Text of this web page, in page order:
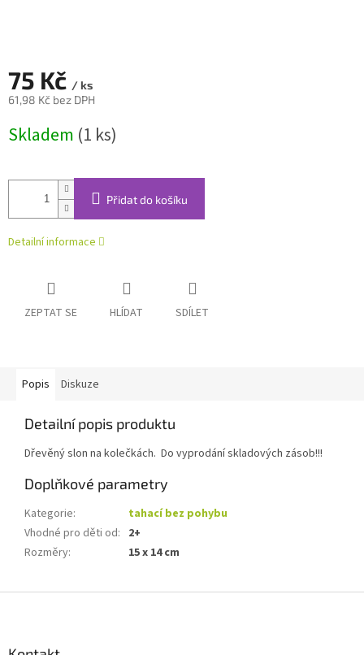
75 Kč / ks
61,98 Kč bez DPH
cena:
Skladem (1 ks)
Přidat do košíku
Detailní informace
ZEPTAT SE HLÍDAT SDÍLET
Popis Diskuze
Detailní popis produktu
Dřevěný slon na kolečkách. Do vyprodání skladových zásob!!!
Doplňkové parametry
Kategorie:
tahací bez pohybu
Vhodné pro děti od: 2+
Rozměry: 15 x 14 cm